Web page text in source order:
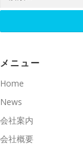
メニュー
Home
News
会社案内
会社概要